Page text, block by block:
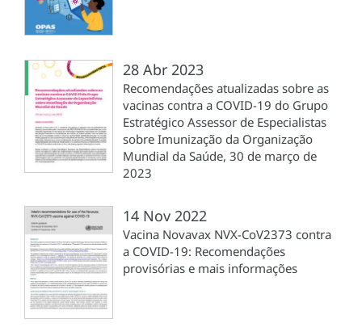
28 Abr 2023
Recomendações atualizadas sobre as
vacinas contra a COVID-19 do Grupo
Estratégico Assessor de Especialistas
sobre Imunização da Organização
Mundial da Saúde, 30 de março de
2023
14 Nov 2022
Vacina Novavax NVX-CoV2373 contra
a COVID-19: Recomendações
provisórias e mais informações